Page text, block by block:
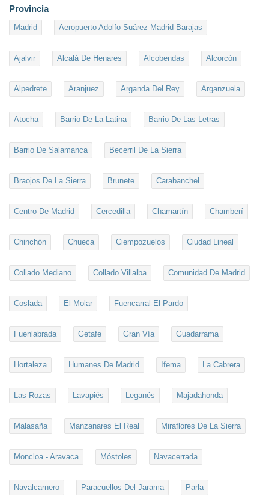
Provincia
Madrid Aeropuerto Adolfo Suárez Madrid-Barajas
Ajalvir Alcalá De Henares Alcobendas Alcorcón
Alpedrete Aranjuez Arganda Del Rey Arganzuela
Atocha Barrio De La Latina Barrio De Las Letras
Barrio De Salamanca Becerril De La Sierra
Braojos De La Sierra Brunete Carabanchel
Centro De Madrid Cercedilla Chamartín Chamberí
Chinchón Chueca Ciempozuelos Ciudad Lineal
Collado Mediano Collado Villalba Comunidad De Madrid
Coslada El Molar Fuencarral-El Pardo
Fuenlabrada Getafe Gran Vía Guadarrama
Hortaleza Humanes De Madrid Ifema La Cabrera
Las Rozas Lavapiés Leganés Majadahonda
Malasaña Manzanares El Real Miraflores De La Sierra
Moncloa - Aravaca Móstoles Navacerrada
Navalcarnero Paracuellos Del Jarama Parla